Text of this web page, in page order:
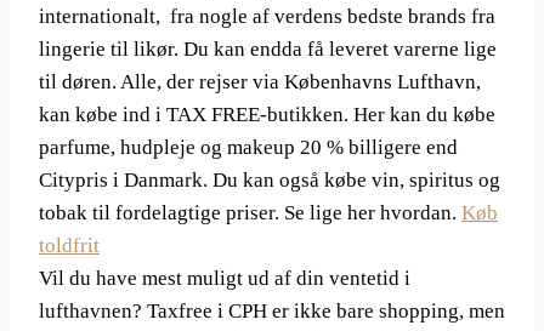
internationalt, fra nogle af verdens bedste brands fra
lingerie til likør. Du kan endda få leveret varerne lige
til døren. Alle, der rejser via Københavns Lufthavn,
kan købe ind i TAX FREE-butikken. Her kan du købe
parfume, hudpleje og makeup 20 % billigere end
Citypris i Danmark. Du kan også købe vin, spiritus og
tobak til fordelagtige priser. Se lige her hvordan. Køb
toldfrit
Vil du have mest muligt ud af din ventetid i
lufthavnen? Taxfree i CPH er ikke bare shopping, men